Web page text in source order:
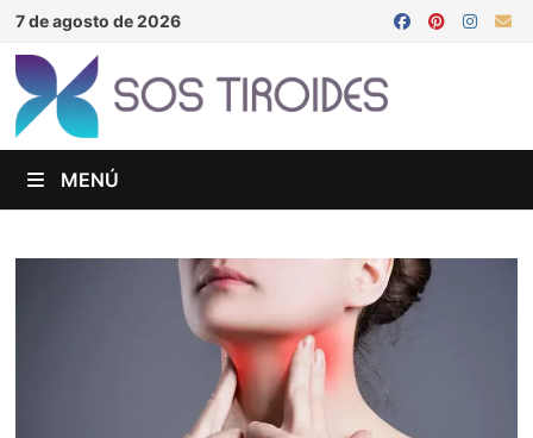
Saltar
contenido
7 de agosto de 2026
MENÚ